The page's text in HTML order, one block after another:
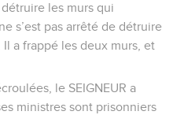
les murs qui
s’est pas arrêté de détruire
Il a frappé les deux murs, et
le SEIGNEUR a
ministres sont prisonniers